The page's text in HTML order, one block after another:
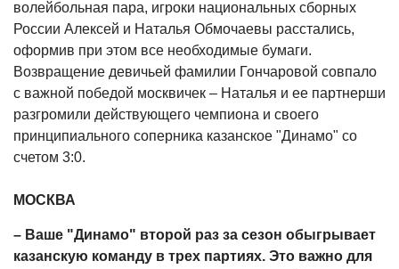
волейбольная пара, игроки национальных сборных
России Алексей и Наталья Обмочаевы расстались,
оформив при этом все необходимые бумаги.
Возвращение девичьей фамилии Гончаровой совпало
с важной победой москвичек – Наталья и ее партнерши
разгромили действующего чемпиона и своего
принципиального соперника казанское "Динамо" со
счетом 3:0.
МОСКВА
– Ваше "Динамо" второй раз за сезон обыгрывает
казанскую команду в трех партиях. Это важно для